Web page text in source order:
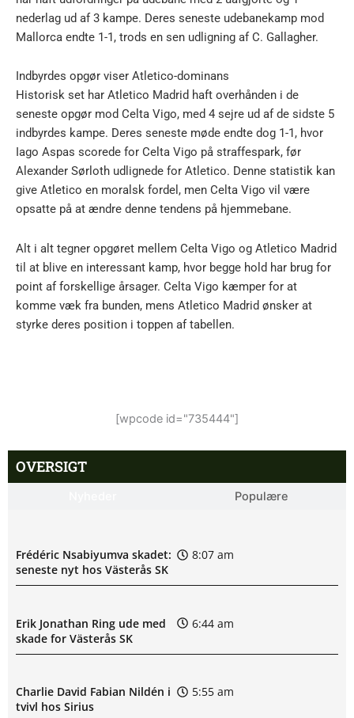
nederlag ud af 3 kampe. Deres seneste udebanekamp mod
Mallorca endte 1-1, trods en sen udligning af C. Gallagher.
Indbyrdes opgør viser Atletico-dominans
Historisk set har Atletico Madrid haft overhånden i de
seneste opgør mod Celta Vigo, med 4 sejre ud af de sidste 5
indbyrdes kampe. Deres seneste møde endte dog 1-1, hvor
Iago Aspas scorede for Celta Vigo på straffespark, før
Alexander Sørloth udlignede for Atletico. Denne statistik kan
give Atletico en moralsk fordel, men Celta Vigo vil være
opsatte på at ændre denne tendens på hjemmebane.
Alt i alt tegner opgøret mellem Celta Vigo og Atletico Madrid
til at blive en interessant kamp, hvor begge hold har brug for
point af forskellige årsager. Celta Vigo kæmper for at
komme væk fra bunden, mens Atletico Madrid ønsker at
styrke deres position i toppen af tabellen.
[wpcode id="735444"]
OVERSIGT
Populære
Frédéric Nsabiyumva skadet:
seneste nyt hos Västerås SK
8:07 am
Erik Jonathan Ring ude med
skade for Västerås SK
6:44 am
Charlie David Fabian Nildén i
tvivl hos Sirius
5:55 am